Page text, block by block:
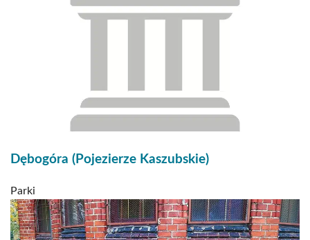
Dębogóra (Pojezierze Kaszubskie)
Parki